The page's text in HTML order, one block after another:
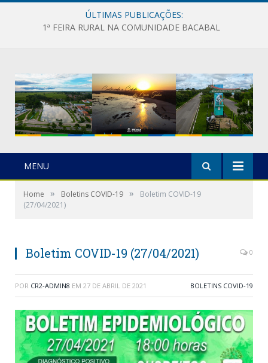
ÚLTIMAS PUBLICAÇÕES:
1ª FEIRA RURAL NA COMUNIDADE BACABAL
MENU
Home » Boletins COVID-19 »
Boletim COVID-19
(27/04/2021)
Boletim COVID-19 (27/04/2021) 0
POR CR2-ADMIN8 EM 27 DE ABRIL DE 2021 BOLETINS COVID-19